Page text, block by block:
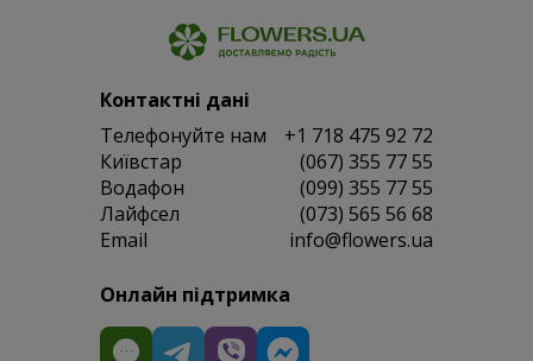
Контактні дані
Телефонуйте нам
+1 718 475 92 72
Київстар
(067) 355 77 55
Водафон
(099) 355 77 55
Лайфсел
(073) 565 56 68
Email
info@flowers.ua
Онлайн підтримка